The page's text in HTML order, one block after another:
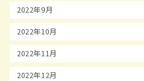
2022年9月
2022年10月
2022年11月
2022年12月